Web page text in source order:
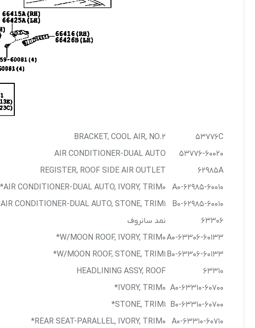
53776C
BRACKET, COOL AIR, NO.2
53776-60020
AIR CONDITIONER-DUAL AUTO
62985A
REGISTER, ROOF SIDE AIR OUTLET
62985-60010-A0
AIR CONDITIONER-DUAL AUTO, IVORY, TRIM0*
62985-60010-B0
AIR CONDITIONER-DUAL AUTO, STONE, TRIM1*
63306
نمد سانروف
63306-60133-A0
W/MOON ROOF, IVORY, TRIM0*
63306-60133-B0
W/MOON ROOF, STONE, TRIM1*
63310
HEADLINING ASSY, ROOF
63310-60700-A0
IVORY, TRIM0*
63310-60700-B0
STONE, TRIM1*
63310-60710-A0
REAR SEAT-PARALLEL, IVORY, TRIM0*